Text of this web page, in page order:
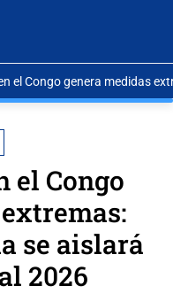
el Congo genera medidas
el Congo
se aislará
2026